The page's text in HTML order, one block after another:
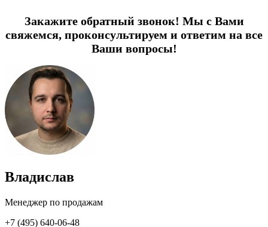
Закажите обратный звонок! Мы с Вами
свяжемся, проконсультируем и ответим на все
Ваши вопросы!
Владислав
Менеджер по продажам
+7 (495) 640-06-48